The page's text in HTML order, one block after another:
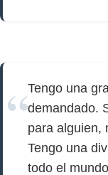
Tengo una
demandado.
para alguien,
Tengo una
todo el